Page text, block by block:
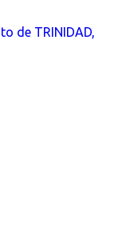
de TRINIDAD,